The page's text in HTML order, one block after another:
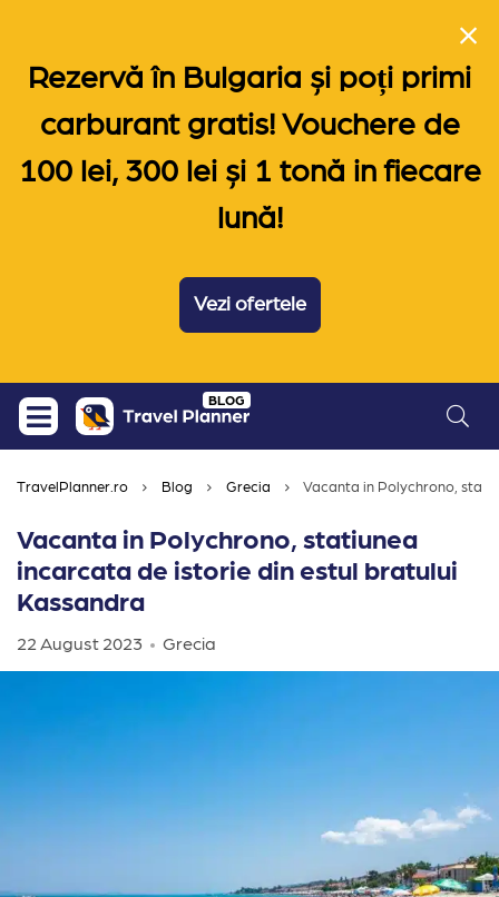
Rezervă în Bulgaria și poți primi
carburant gratis! Vouchere de
100 lei, 300 lei și 1 tonă in fiecare
lună!
Vezi ofertele
Skip
content
BLOG
TravelPlanner.ro Blog Grecia Vacanta in Polychrono,
Vacanta in Polychrono, statiunea
incarcata de istorie din estul bratului
Kassandra
22 August 2023 Grecia